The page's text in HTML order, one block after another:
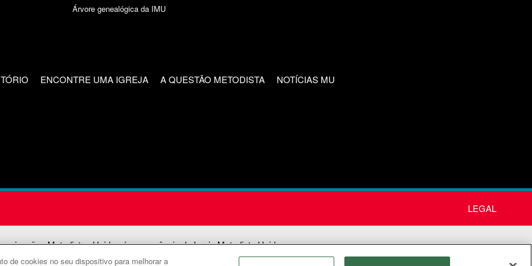
Árvore genealógica da IMU
ENCONTRE UMA IGREJA A QUESTÃO METODISTA NOTÍCIAS MU
LEGAL
Metodistas Unidas é uma agência da Igreja Metodista Unida
Comunicações Metodistas Unidas. Todos os direitos reservados
de cookies no seu dispositivo para melhorar a